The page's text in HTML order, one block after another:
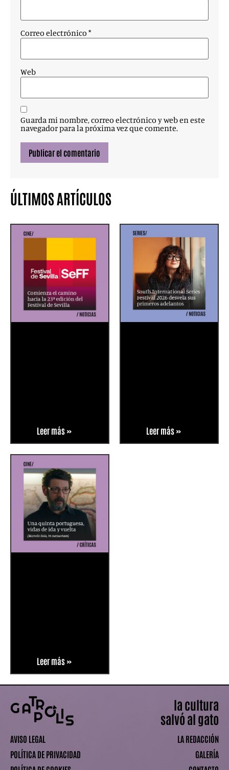
Correo electrónico *
Web
Guarda mi nombre, correo electrónico y web en este
navegador para la próxima vez que comente.
ÚLTIMOS ARTÍCULOS
Leer más » Leer más »
Leer más »
AVISO LEGAL
POLÍTICA DE PRIVACIDAD
la cultura
salvó al gato
LA REDACCIÓN
GALERÍA